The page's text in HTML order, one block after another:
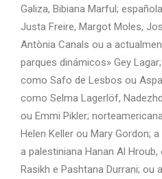
Galiza, Bibiana Marful;
Justa Freire, Margot Moles,
Antònia Canals ou a
parques dinámicos» Gey
como Safo de Lesbos ou
como Selma Lagerlöf,
ou Emmi Pikler;
Helen Keller ou Mary Gordon;
a palestiniana Hanan Al
Rasikh e Pashtana Durrani; ou